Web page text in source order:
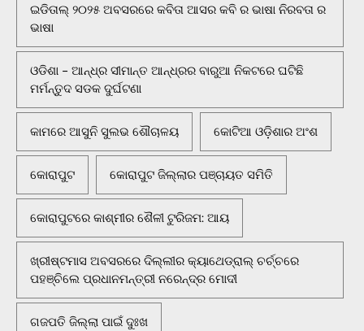
ଇଡିତାଲ୍ ୨୦୨୫ ଅବସରରେ କବିତା ଆସର କବି ର ଭାଷା ନିରବତା ର
ଭାଷା
ଓଡିଶା - ଆନ୍ଧ୍ର ସୀମାନ୍ତ ଆନ୍ଧ୍ରର ବାରୁଆ ନିକଟରେ ଘଟିଛି
ମର୍ମନ୍ତୁଦ ସଡକ ଦୁର୍ଘଟଣା
କାମରେ ଆସୁନି ସୁଲଭ ଶୌଚାଳୟ କୋଟିଆ ଓଡ଼ିଶାର ଅଂଶ
କୋରାପୁଟ କୋରାପୁଟ ଜିଲ୍ଲାର ପଞ୍ଚାୟତ ସମିତି
କୋରାପୁଟରେ କାଶ୍ମୀର ଶୈଳୀ ଟୁରିଜମ: ଆୟ
ଖ୍ରୀଷ୍ଟମାସ ଅବସରରେ ଦିଲ୍ଲୀର କ୍ୟାଥେଡ୍ରାଲ୍ ଚର୍ଚ୍ଚରେ
ପହଞ୍ଚିଲେ ପ୍ରଧାନମନ୍ତ୍ରୀ ନରେନ୍ଦ୍ର ମୋଦୀ
ଗଜପତି ଜିଲ୍ଲା ପାଇଁ ଦୁଃଖ